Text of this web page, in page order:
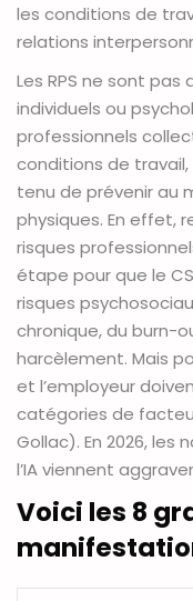
les conditions de
relations
Les RPS ne sont
individuels ou
professionnels
conditions de
tenu de prévenir au
physiques. En effet,
risques
étape pour que le
risques
chronique, du burn-
harcèlement. Mais
et l’employeur
catégories de
Gollac). En 2026,
l’IA viennent
Voici les 8